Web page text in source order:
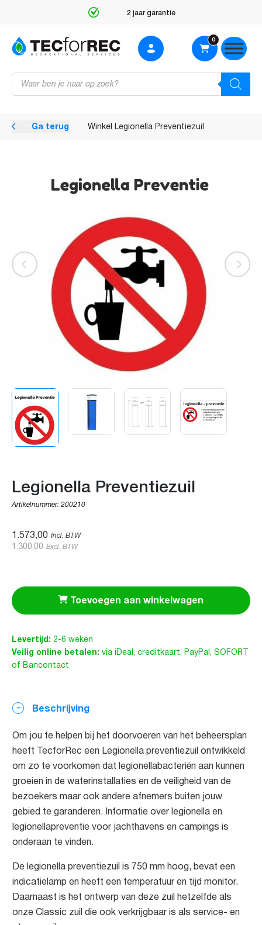
2 jaar garantie
Producten
zoeken
0
Ga terug Winkel Legionella Preventiezuil
Beschrijving
Om jou te helpen bij het doorvoeren van het beheersplan
heeft TecforRec een Legionella preventiezuil ontwikkeld
om zo te voorkomen dat legionellabacteriën aan kunnen
groeien in de waterinstallaties en de veiligheid van de
bezoekers maar ook andere afnemers buiten jouw
gebied te garanderen. Informatie over legionella en
legionellapreventie voor jachthavens en campings is
onderaan te vinden.
De legionella preventiezuil is 750 mm hoog, bevat een
indicatielamp en heeft een temperatuur en tijd monitor.
Daarnaast is het ontwerp van deze zuil hetzelfde als
onze Classic zuil die ook verkrijgbaar is als service- en
Legionella Preventiezuil
Artikelnummer:200210
1.573,00 Incl. BTW
1.300,00 Excl. BTW
Toevoegen aan winkelwagen
Levertijd: 2-6 weken
Veilig online betalen: via iDeal, creditkaart, PayPal, SOFORT
of Bancontact